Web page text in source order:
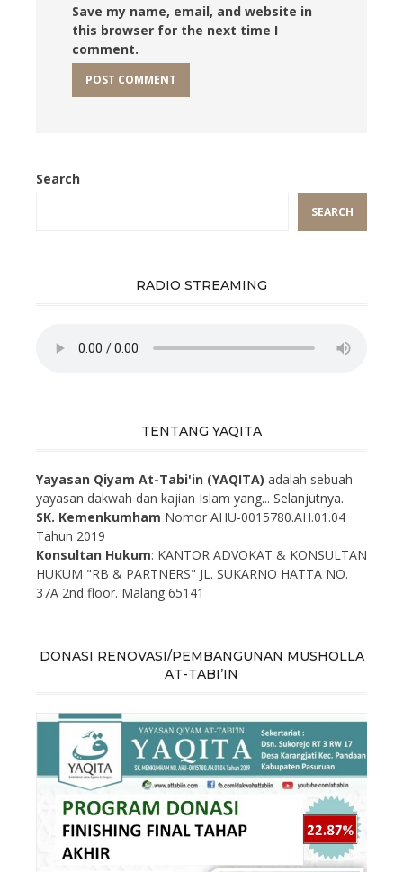
Save my name, email, and website in
this browser for the next time I
comment.
Search
SEARCH
RADIO STREAMING
TENTANG YAQITA
Yayasan Qiyam At-Tabi'in (YAQITA) adalah sebuah
yayasan dakwah dan kajian Islam yang... Selanjutnya.
SK. Kemenkumham Nomor AHU-0015780.AH.01.04
Tahun 2019
Konsultan Hukum: KANTOR ADVOKAT & KONSULTAN
HUKUM "RB & PARTNERS" JL. SUKARNO HATTA NO.
37A 2nd floor. Malang 65141
DONASI RENOVASI/PEMBANGUNAN MUSHOLLA
AT-TABI’IN